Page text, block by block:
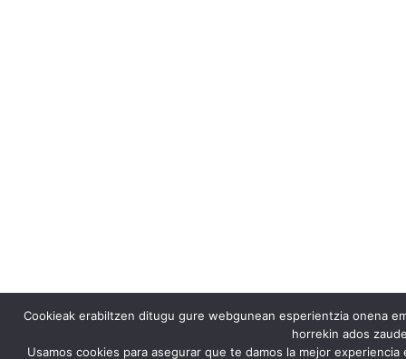
Cookieak erabiltzen ditugu gure webgunean esperientzia onena
horrekin ados
Usamos cookies para asegurar que te damos la mejor